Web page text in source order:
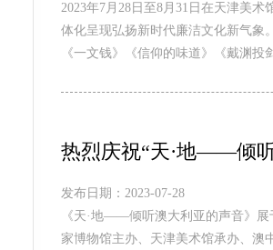
2023年7月28日至8月31日在天津美
体化呈现弘扬新时代廉洁文化新气象
《一文钱》《信仰的味道》《戴渊投
热烈庆祝“天·地——倾
发布日期：2023-07-28
《天·地——倾听澳大利亚的声音》展
家博物馆主办、天津美术馆承办、澳